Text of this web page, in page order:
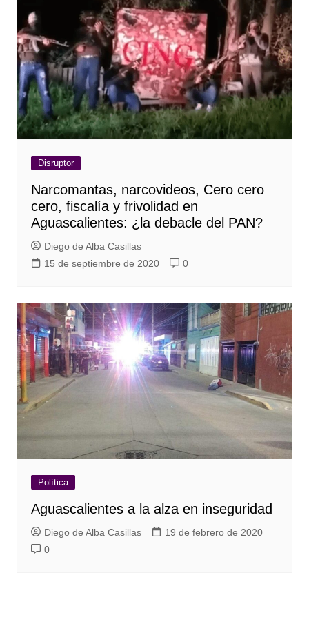
Disruptor
Narcomantas, narcovideos, Cero cero
cero, fiscalía y frivolidad en
Aguascalientes: ¿la debacle del PAN?
Diego de Alba Casillas
15 de septiembre de 2020
0
Política
Aguascalientes a la alza en inseguridad
Diego de Alba Casillas
19 de febrero de 2020
0